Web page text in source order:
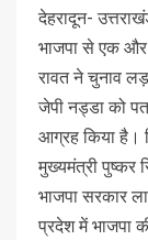
देहरादून-
भाजपा से एक और
रावत ने चुनाव
जेपी नड्डा को
आग्रह किया है।
मुख्यमंत्री पुष्कर
भाजपा सरकार
प्रदेश में भाजपा